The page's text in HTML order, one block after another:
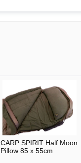
CARP SPIRIT Half Moon
Pillow 85 x 55cm